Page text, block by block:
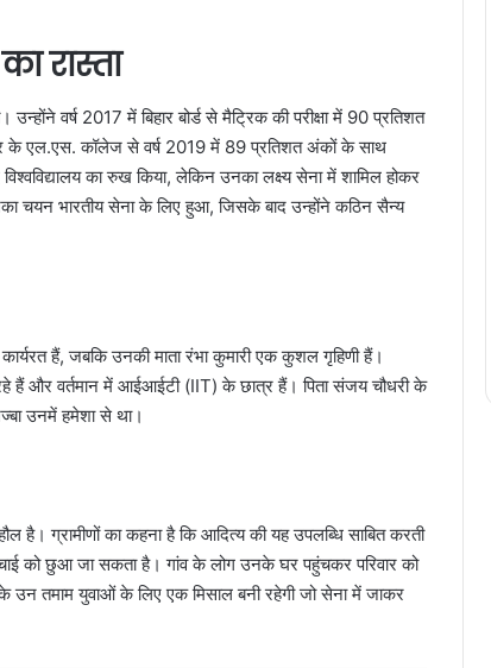
रास्ता
वर्ष 2017 में बिहार बोर्ड से मैट्रिक की परीक्षा में 90 प्रतिशत
के एल.एस. कॉलेज से वर्ष 2019 में 89 प्रतिशत अंकों के साथ
विश्वविद्यालय का रुख किया, लेकिन उनका लक्ष्य सेना में शामिल होकर
चयन भारतीय सेना के लिए हुआ, जिसके बाद उन्होंने कठिन सैन्य
हैं, जबकि उनकी माता रंभा कुमारी एक कुशल गृहिणी हैं।
हैं और वर्तमान में आईआईटी (IIT) के छात्र हैं। पिता संजय चौधरी के
उनमें हमेशा से था।
ग्रामीणों का कहना है कि आदित्य की यह उपलब्धि साबित करती
को छुआ जा सकता है। गांव के लोग उनके घर पहुंचकर परिवार को
तमाम युवाओं के लिए एक मिसाल बनी रहेगी जो सेना में जाकर